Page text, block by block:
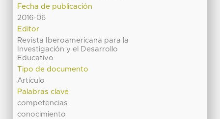
Fecha de publicación
2016-06
Editor
Revista Iberoamericana para la
Investigación y el Desarrollo
Educativo
Tipo de documento
Artículo
Palabras clave
competencias
conocimiento